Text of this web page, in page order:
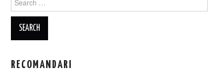
for:
RECOMANDARI